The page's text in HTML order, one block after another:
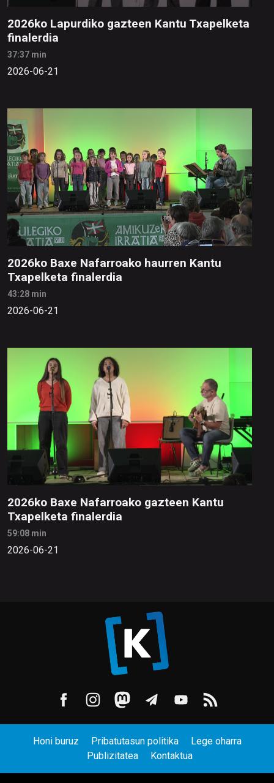
2026ko Lapurdiko gazteen Kantu Txapelketa
finalerdia
37:37 min
2026-06-21
2026ko Baxe Nafarroako haurren Kantu
Txapelketa finalerdia
43:28 min
2026-06-21
2026ko Baxe Nafarroako gazteen Kantu
Txapelketa finalerdia
59:08 min
2026-06-21
Honi buruz Pribatutasun politika
Lege oharra
Publizitatea
Kontaktua